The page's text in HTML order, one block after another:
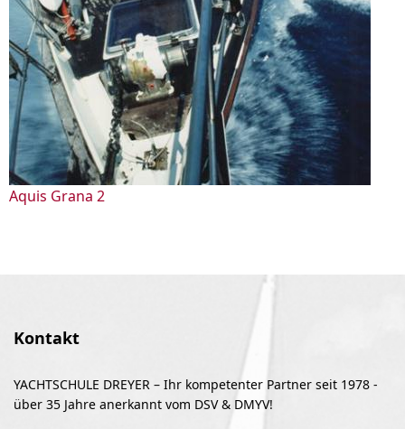
Aquis Grana 2
Kontakt
YACHTSCHULE DREYER – Ihr kompetenter Partner seit 1978 -
über 35 Jahre anerkannt vom DSV & DMYV!